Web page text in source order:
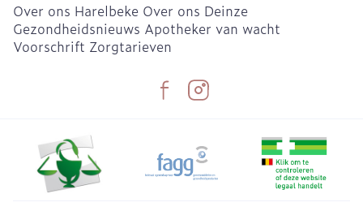
Over ons Harelbeke Over ons Deinze
Gezondheidsnieuws Apotheker van wacht
Voorschrift Zorgtarieven